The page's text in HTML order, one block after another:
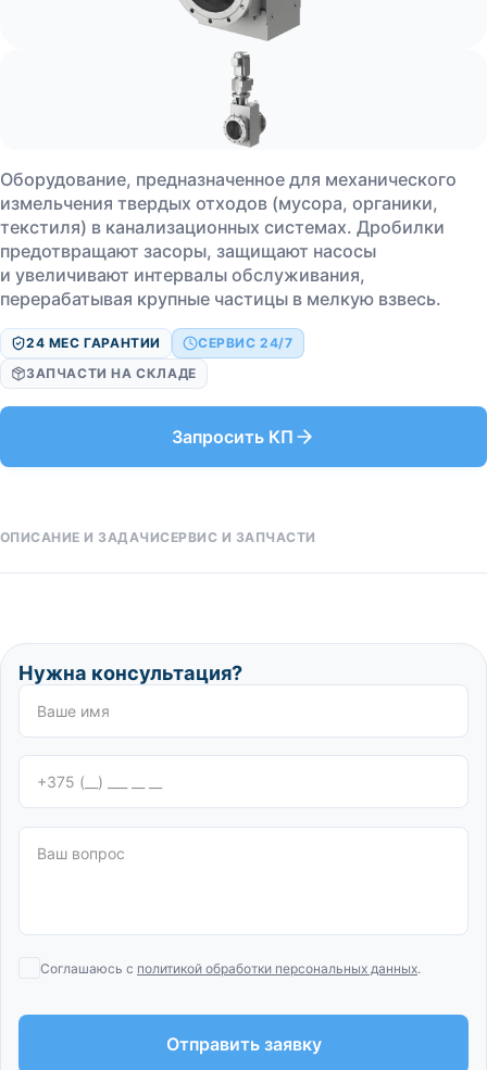
Оборудование, предназначенное для механического
измельчения твердых отходов (мусора, органики,
текстиля) в канализационных системах. Дробилки
предотвращают засоры, защищают насосы
и увеличивают интервалы обслуживания,
перерабатывая крупные частицы в мелкую взвесь.
24 МЕС ГАРАНТИИ
СЕРВИС 24/7
ЗАПЧАСТИ НА СКЛАДЕ
Запросить КП
ОПИСАНИЕ И ЗАДАЧИСЕРВИС И ЗАПЧАСТИ
Нужна консультация?
Соглашаюсь с политикой обработки персональных данных.
политикой обработки персональных данных
политикой обработки персональных данных
политикой обработки персональных данных